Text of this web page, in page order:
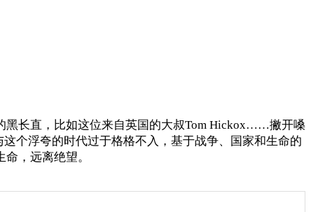
黑长直，比如这位来自英国的大叔Tom Hickox……撇开嗓
个浮夸的时代过于格格不入，基于战争、国家和生命的
，远离绝望。